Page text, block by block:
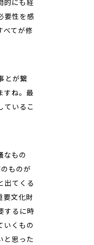
的にも経
要性を感
べてが修
とが繋
すね。最
ているこ
なもの
ものが
出てくる
要文化財
するに時
いくもの
と思った